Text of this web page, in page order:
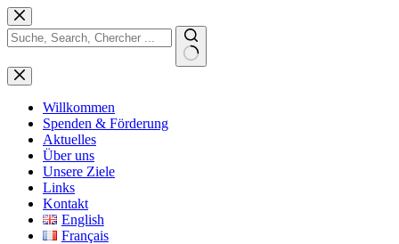
Zum
Inhalt
springen
Keine
Ergebnisse
Willkommen
Spenden & Förderung
Aktuelles
Über uns
Unsere Ziele
Links
Kontakt
English
Français